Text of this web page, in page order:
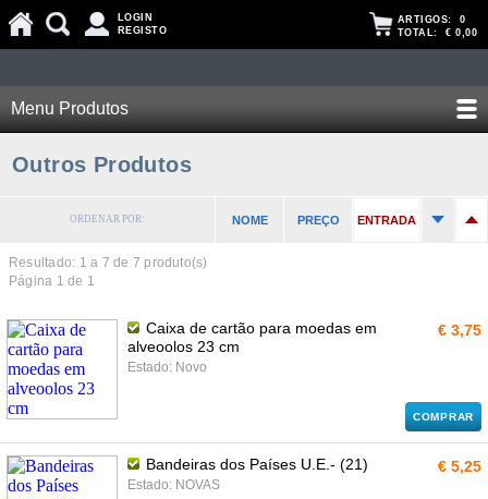
LOGIN
REGISTO
ARTIGOS: 0
TOTAL: € 0,00
Menu Produtos
Outros Produtos
ORDENAR POR: NOME PREÇO ENTRADA
Resultado: 1 a 7 de 7 produto(s)
Página 1 de 1
Caixa de cartão para moedas em
alveoolos 23 cm
Estado: Novo
€ 3,75
COMPRAR
Bandeiras dos Países U.E.- (21)
Estado: NOVAS
€ 5,25